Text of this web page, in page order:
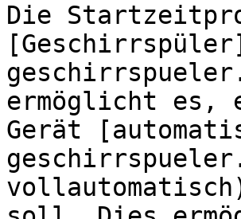
Die
ermöglicht es,
Gerät